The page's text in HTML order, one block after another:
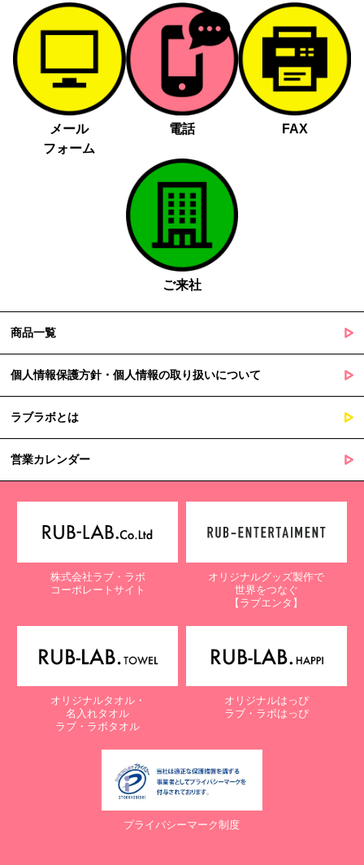
お客様の個人情報は、以下掲げる場合以外に、事前にご本人の同意
無く第三者に提供することはありません。
法令に基づく場合
人の生命、身体又は財産の保護にために必要がある場合であっ
て、本人の同意を得る事が困難であるとき
公衆衛生の向上又は児童の健全な育成の推進のために特に必要
がある場合であって、本人の同意を得る事が困難であるとき
国の機関若しくは地方公共団体又はその委託を受けた者が法令
の定める事務を遂行することに対して協力する必要がある場合
であって、本人の同意を得ることによって当該事務の遂行に支
障を及ぼすおそれがあるとき
５. 個人情報の取扱業務の委託
場合があります。
その際、弊社は、個人情報を適切に保護できる管理体制を敷き実行
正等、利用停止等の請求
当社は、ご本人様からの求めに応じ、当社が保有するご本人の個人
情報の利用目的の通知、開示、訂正・追加・削除、利用停止・消去
または第三者提供の停止等のご請求を受けた場合は速やかに対応い
【個人情報保護に関するお問合せ先】
株式会社ラブ・ラボ
電話：087-847-2000
電子メール：info@rub-lab.com
【認定個人情報保護団体の名称及び、苦情の解決の申出先】
一般財団法人日本情報経済社会推進協会
〒106-0032 東京都港区六本木一丁目9番9号 六本木ファースト
ビル内
電話：03-5860-7565 / 0120-700-779
７. 個人情報の提供の任意性と提供されない場合に起こりうる影響
お客様がご自身の個人情報を弊社に提供されるか否かは、お客様の
ご判断によりますが、もしご提供されない場合には、適切なサービ
スが提供できない場合がありますので予めご了承ください。
メール
フォーム
電話 FAX
ご来社
商品一覧
個人情報保護方針・個人情報の取り扱いについて
ラブラボとは
営業カレンダー
株式会社ラブ・ラボ
コーポレートサイト
オリジナルグッズ製作で
世界をつなぐ
【ラブエンタ】
オリジナルタオル・
名入れタオル
ラブ・ラボタオル
オリジナルはっぴ
ラブ・ラボはっぴ
プライバシーマーク制度